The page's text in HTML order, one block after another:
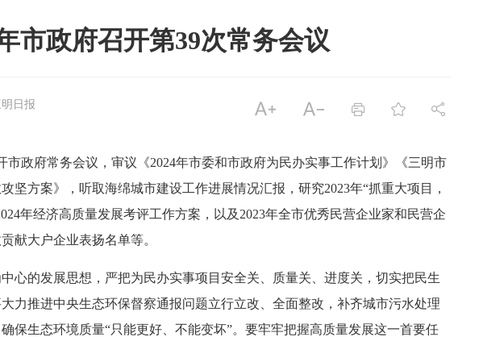
市政府召开第39次常务会议
日报     
政府常务会议，审议《2024年市委和市政府为民办实事工作计划》《三明市
坚方案》，听取海绵城市建设工作进展情况汇报，研究2023年“抓重大项目，
年经济高质量发展考评工作方案，以及2023年全市优秀民营企业家和民营企
献大户企业表扬名单等。
的发展思想，严把为民办实事项目安全关、质量关、进度关，切实把民生
力推进中央生态环保督察通报问题立行立改、全面整改，补齐城市污水处理
保生态环境质量“只能更好、不能变坏”。要牢牢把握高质量发展这一首要任